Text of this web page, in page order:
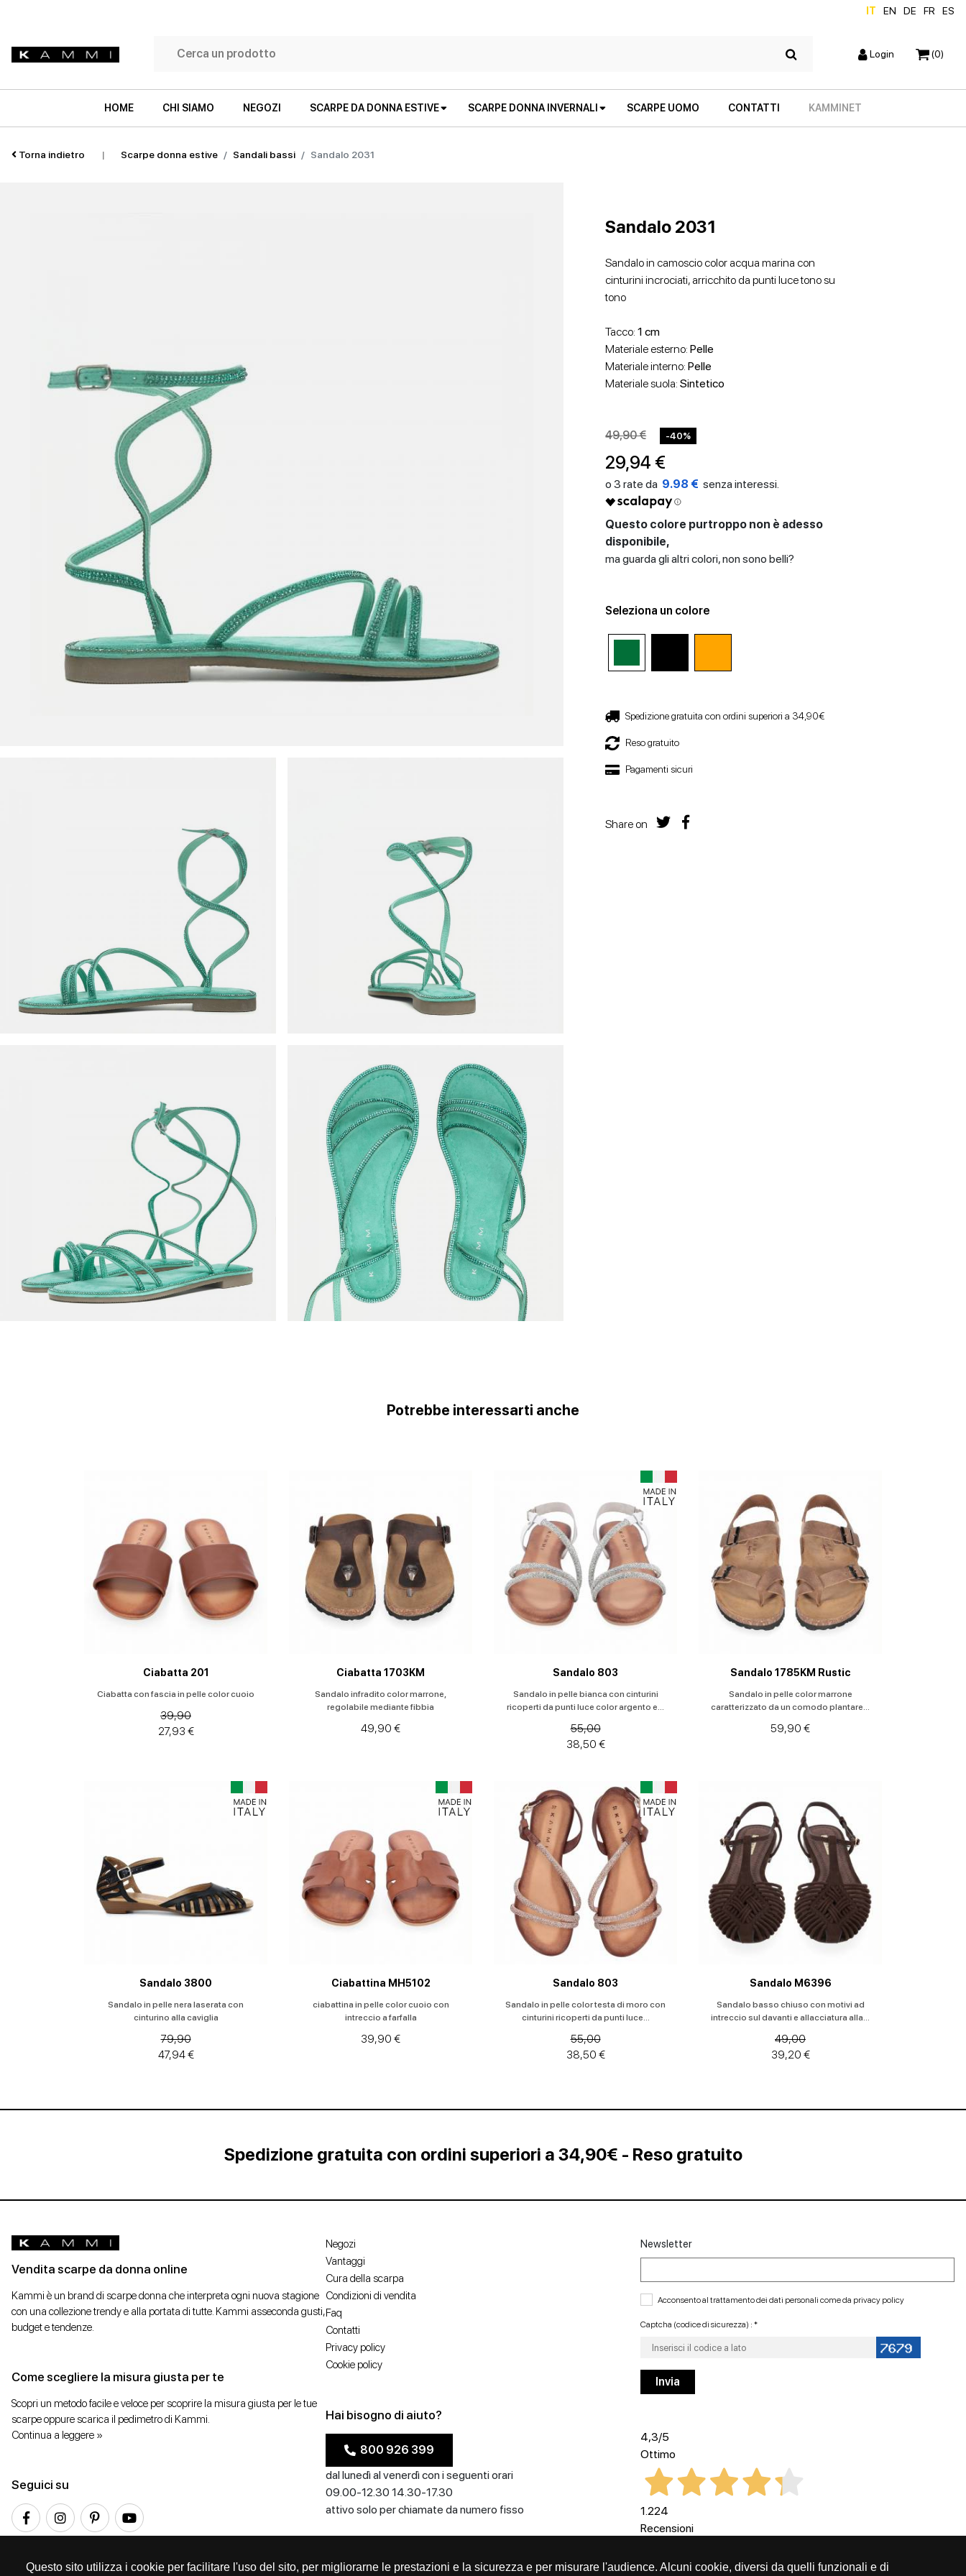
Questo sito utilizza i cookie per facilitare l'uso del sito, per migliorarne le prestazioni e la sicurezza e per misurare l'audience. Alcuni cookie, diversi da quelli funzionali e di
IT EN DE FR ES
Login (0)
HOME CHI SIAMO NEGOZI SCARPE DA DONNA ESTIVE
STIVALI E STIVALETTI ZEPPE
SANDALI CON TACCO
SCARPE DONNA INVERNALI
SCARPE CON TACCO
SCARPE BASSE
SCARPE UOMO CONTATTI KAMMINET
Torna indietro | Scarpe donna estive Sandali bassi Sandalo 2031
Sandalo 2031
Sandalo in camoscio color acqua marina con
cinturini incrociati, arricchito da punti luce tono su
tono
Tacco:1 cm
Materiale esterno:Pelle
Materiale interno:Pelle
Materiale suola:Sintetico
49,90 € -40%
29,94 €
9.98 €
Questo colore purtroppo non è adesso
disponibile,
ma guarda gli altri colori, non sono belli?
Seleziona un colore
Spedizione gratuita con ordini superiori a 34,90€
Reso gratuito
Pagamenti sicuri
Share on
Potrebbe interessarti anche
Ciabatta 201
Ciabatta con fascia in pelle color cuoio
39,90
27,93 €
Ciabatta 1703KM
Sandalo infradito color marrone,
regolabile mediante fibbia
49,90 €
Sandalo 803
Sandalo in pelle bianca con cinturini
ricoperti da punti luce color argento e...
55,00
38,50 €
Sandalo 1785KM Rustic
Sandalo in pelle color marrone
caratterizzato da un comodo plantare...
59,90 €
Sandalo 3800
Sandalo in pelle nera laserata con
cinturino alla caviglia
79,90
47,94 €
Ciabattina MH5102
ciabattina in pelle color cuoio con
intreccio a farfalla
39,90 €
Sandalo 803
Sandalo in pelle color testa di moro con
cinturini ricoperti da punti luce...
55,00
38,50 €
Sandalo M6396
Sandalo basso chiuso con motivi ad
intreccio sul davanti e allacciatura alla...
49,00
39,20 €
Spedizione gratuita con ordini superiori a 34,90€ - Reso gratuito
Vendita scarpe da donna online
Kammi è un brand di scarpe donna che interpreta ogni nuova stagione
con una collezione trendy e alla portata di tutte. Kammi asseconda gusti,
budget e tendenze.
Come scegliere la misura giusta per te
Scopri un metodo facile e veloce per scoprire la misura giusta per le tue
scarpe oppure scarica il pedimetro di Kammi.
Continua a leggere »
Seguici su
Negozi
Vantaggi
Cura della scarpa
Condizioni di vendita
Faq
Contatti
Privacy policy
Cookie policy
Hai bisogno di aiuto?
800 926 399
dal lunedì al venerdì con i seguenti orari
09.00-12.30 14.30-17.30
attivo solo per chiamate da numero fisso
Newsletter
Acconsento al trattamento dei dati personali come da privacy policy
Captcha (codice di sicurezza) : *
4,3/5
Ottimo
1.224
Recensioni